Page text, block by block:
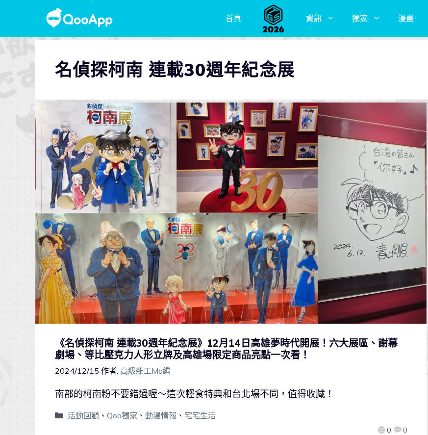
首頁 資訊 獨家 漫畫
名偵探柯南 連載30週年紀念展
《名偵探柯南 連載30週年紀念展》12月14日高雄夢時代開展！六大展區、謝幕
劇場、等比壓克力人形立牌及高雄場限定商品亮點一次看！
2024/12/15 作者: 高級雜工Mo編
0 0
南部的柯南粉不要錯過喔～這次輕食特典和台北場不同，值得收藏！
活動回顧、 Qoo獨家 、 動漫情報 、 宅宅生活